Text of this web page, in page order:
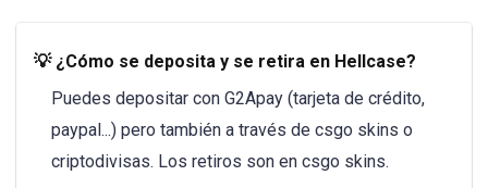
💡 ¿Cómo se deposita y se retira en Hellcase?
Puedes depositar con G2Apay (tarjeta de crédito,
paypal...) pero también a través de csgo skins o
criptodivisas. Los retiros son en csgo skins.